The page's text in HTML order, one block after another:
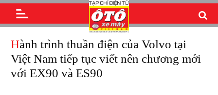
Hành trình thuần điện của Volvo tại
Việt Nam tiếp tục viết nên chương mới
với EX90 và ES90